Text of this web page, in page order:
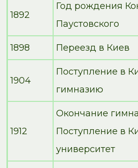
1892
Год рождения
Паустовского
1898 Переезд в Киев
1904
Поступление в
гимназию
1912
Окончание
Поступление в
университет